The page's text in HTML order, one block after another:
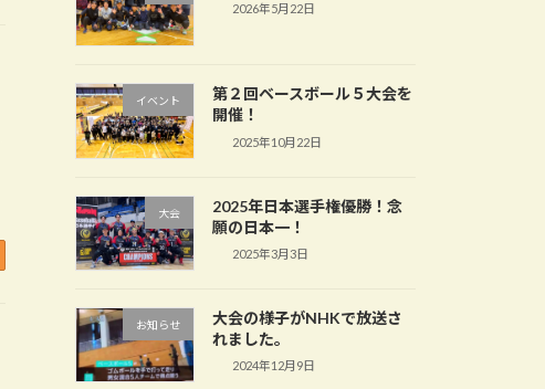
2026年5月22日
イベント
第２回ベースボール５大会を
開催！
2025年10月22日
大会
2025年日本選手権優勝！念
願の日本一！
2025年3月3日
お知らせ
大会の様子がNHKで放送さ
れました。
2024年12月9日